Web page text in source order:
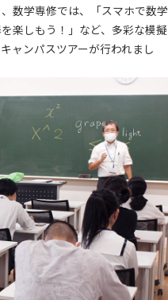
数学専修では、「スマホで数学
楽しもう！」など、多彩な模擬
ャンパスツアーが行われまし